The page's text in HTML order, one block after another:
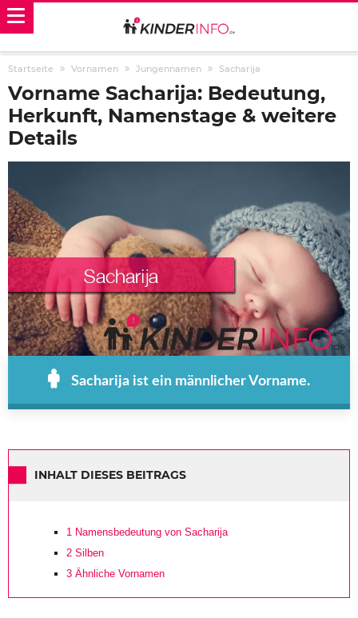
Startseite Vornamen Jungennamen Sacharija
Vorname Sacharija: Bedeutung,
Herkunft, Namenstage & weitere
Details
Sacharija ist ein männlicher Vorname.
INHALT DIESES BEITRAGS
1 Namensbedeutung von Sacharija
2 Silben
3 Ähnliche Vornamen